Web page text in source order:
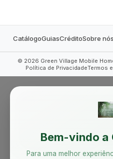
CatálogoGuiasCréditoSobre nós
© 2026 Green Village Mobile
Política de PrivacidadeTermos
Bem-vindo a
Para uma melhor